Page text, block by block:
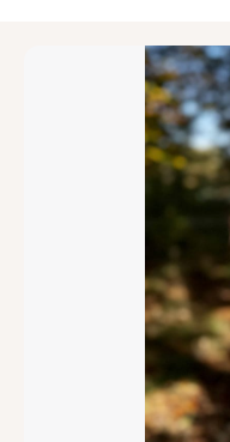
Bildergalerie überspringen